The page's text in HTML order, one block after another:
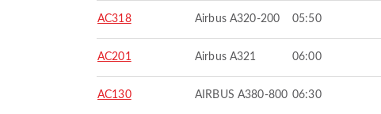
AC318 Airbus A320-200 05:50
AC201 Airbus A321 06:00
AC130 AIRBUS A380-800 06:30